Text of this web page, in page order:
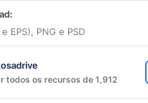
EPS), PNG e PSD
todos os recursos de 1,912